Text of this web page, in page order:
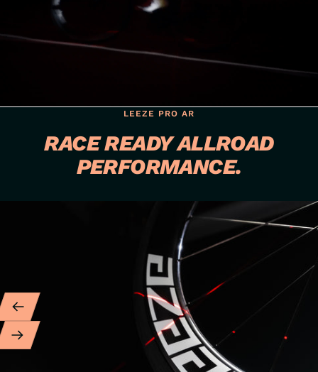
LEEZE PRO AR
RACE READY ALLROAD
PERFORMANCE.
Weiter